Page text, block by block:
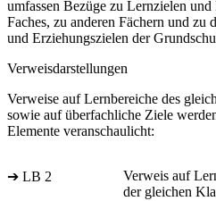
umfassen Bezüge zu Lernzielen
Faches, zu anderen Fächern und zu
und Erziehungszielen der
Verweisdarstellungen
Verweise auf Lernbereiche des
sowie auf überfachliche Ziele
Elemente veranschaulicht:
➔ LB 2
Verweis auf
der gleichen